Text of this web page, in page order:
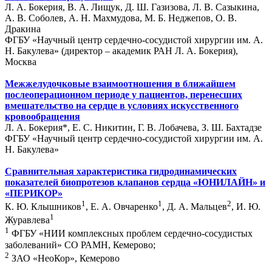
Л. А. Бокерия, В. А. Лищук, Д. Ш. Газизова, Л. В. Сазыкина,
А. В. Соболев, А. Н. Махмудова, М. Б. Неджепов, О. В.
Дракина
ФГБУ «Научный центр сердечно-сосудистой хирургии им. А.
Н. Бакулева» (директор – академик РАН Л. А. Бокерия),
Москва
Межжелудочковые взаимоотношения в ближайшем
послеоперационном периоде у пациентов, перенесших
вмешательство на сердце в условиях искусственного
кровообращения
Л. А. Бокерия*, Е. С. Никитин, Г. В. Лобачева, З. Ш. Бахтадзе
ФГБУ «Научный центр сердечно-сосудистой хирургии им. А.
Н. Бакулева»
Сравнительная характеристика гидродинамических
показателей биопротезов клапанов сердца «ЮНИЛАЙН» и
«ПЕРИКОР»
К. Ю. Клышников1 , Е. А. Овчаренко1 , Д. А. Мальцев2, И. Ю.
Журавлева1
1 ФГБУ «НИИ комплексных проблем сердечно-сосудистых
заболеваний» СО РАМН, Кемерово;
2 ЗАО «НеоКор», Кемерово